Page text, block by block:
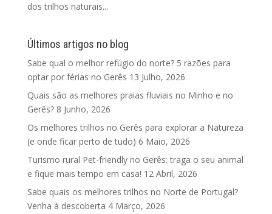
dos trilhos naturais...
Últimos artigos no blog
Sabe qual o melhor refúgio do norte? 5 razões para
optar por férias no Gerês 13 Julho, 2026
Quais são as melhores praias fluviais no Minho e no
Gerês? 8 Junho, 2026
Os melhores trilhos no Gerês para explorar a Natureza
(e onde ficar perto de tudo) 6 Maio, 2026
Turismo rural Pet-friendly no Gerês: traga o seu animal
e fique mais tempo em casa! 12 Abril, 2026
Sabe quais os melhores trilhos no Norte de Portugal?
Venha à descoberta 4 Março, 2026